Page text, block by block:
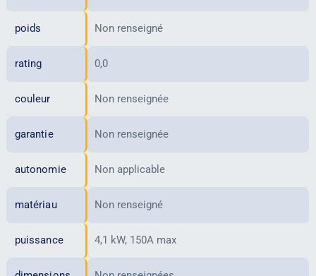
poids Non renseigné
rating 0,0
couleur Non renseignée
garantie Non renseignée
autonomie Non applicable
matériau Non renseigné
puissance 4,1 kW, 150A max